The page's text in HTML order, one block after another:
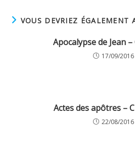
VOUS DEVRIEZ ÉGALEMENT
Apocalypse de Jean
17/09/2016
Actes des apôtres –
22/08/2016